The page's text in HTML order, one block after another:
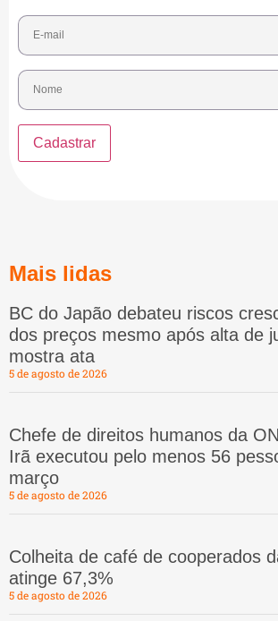
Mais lidas
BC do Japão debateu riscos
dos preços mesmo após alta de
mostra ata
5 de agosto de 2026
Chefe de direitos humanos da
Irã executou pelo menos 56
março
5 de agosto de 2026
Colheita de café de cooperados
atinge 67,3%
5 de agosto de 2026